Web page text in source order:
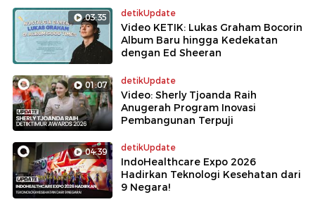
03:35 detikUpdate
Video KETIK: Lukas Graham Bocorin
Album Baru hingga Kedekatan
dengan Ed Sheeran
01:07 detikUpdate
Video: Sherly Tjoanda Raih
Anugerah Program Inovasi
Pembangunan Terpuji
04:39 detikUpdate
IndoHealthcare Expo 2026
Hadirkan Teknologi Kesehatan dari
9 Negara!